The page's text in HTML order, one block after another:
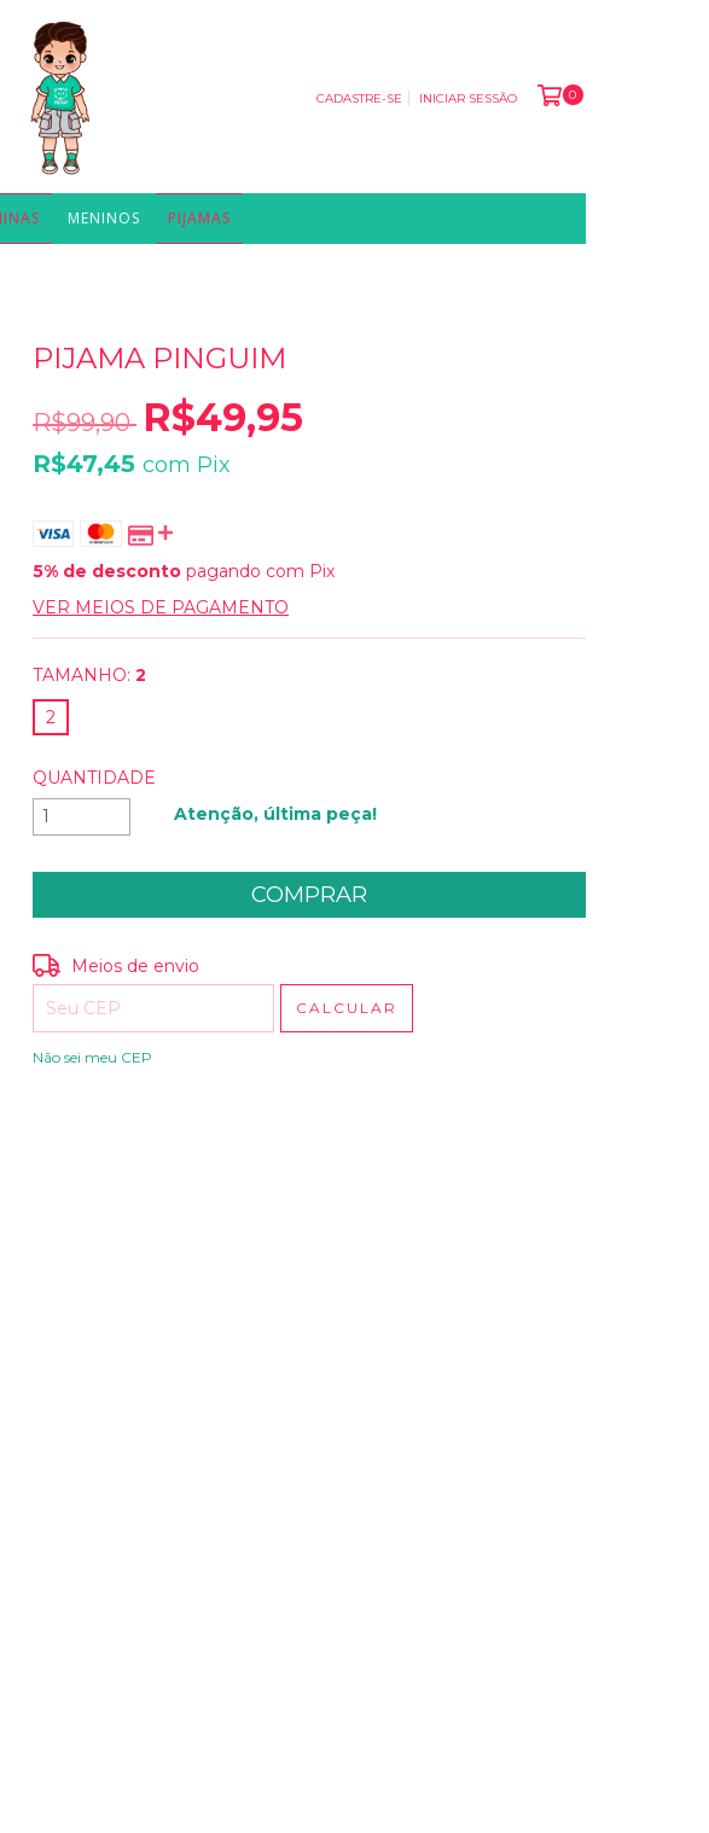
CADASTRE-SE INICIAR SESSÃO 0
MENINOS PIJAMAS
PIJAMA PINGUIM
R$99,90 R$49,95
R$47,45com Pix
5% de desconto pagando com Pix
VER MEIOS DE PAGAMENTO
TAMANHO: 2
2
QUANTIDADE
Atenção, última peça!
Entregas para o CEP:
Meios de envio
CALCULAR
Não sei meu CEP